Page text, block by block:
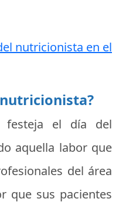
nutricionista en el
el día del
aquella labor que
del área
que sus pacientes